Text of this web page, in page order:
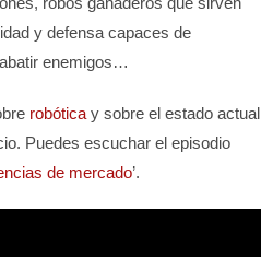
y defensa capaces de
enemigos…
robóticay sobre el estado actual
Puedes escuchar el episodio
de mercado’.